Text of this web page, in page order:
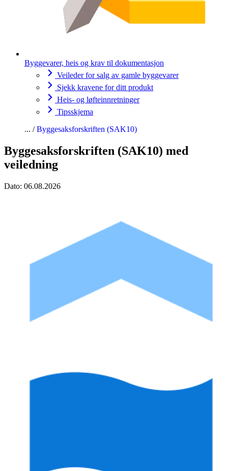
Byggevarer, heis og krav til dokumentasjon
Veileder for salg av gamle byggevarer
Sjekk kravene for ditt produkt
Heis- og løfteinnretninger
Tipsskjema
Byggesaksforskriften (SAK10)
Byggesaksforskriften (SAK10) med
veiledning
Dato: 06.08.2026